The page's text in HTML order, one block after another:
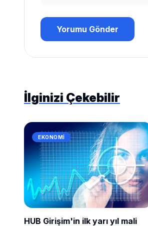
Yorumu Gönder
İlginizi Çekebilir
EKONOMI
HUB Girişim'in ilk yarı yıl mali